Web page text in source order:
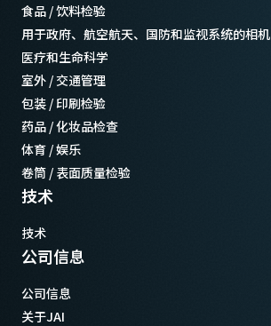
食品 / 饮料检验
用于政府、航空航天、国防和监视系统的相机
医疗和生命科学
室外 / 交通管理
包装 / 印刷检验
药品 / 化妆品检查
体育 / 娱乐
卷筒 / 表面质量检验
技术
技术
公司信息
公司信息
关于JAI